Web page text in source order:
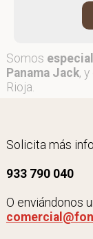
Somos
Panama Jack,
Rioja.
Solicita más
933 790 040
O enviándonos